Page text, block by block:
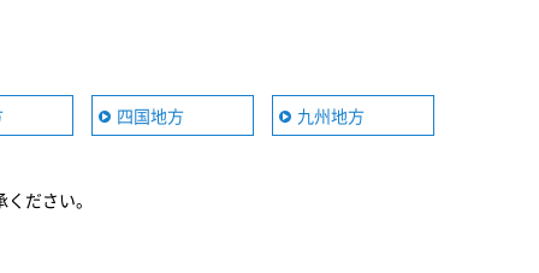
四国地方 九州地方
ださい。